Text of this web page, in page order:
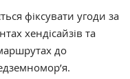
фіксувати угоди за
хендісайзів та
до